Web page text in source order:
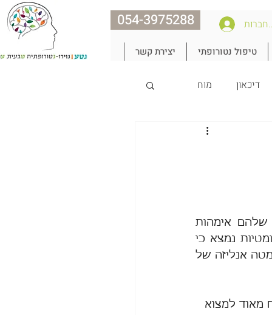
054-3975288
טיפול נטורופתי יצירת קשר
דיכאון מוח
מאוד למצוא